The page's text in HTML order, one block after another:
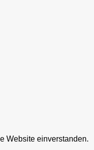
Website einverstanden.